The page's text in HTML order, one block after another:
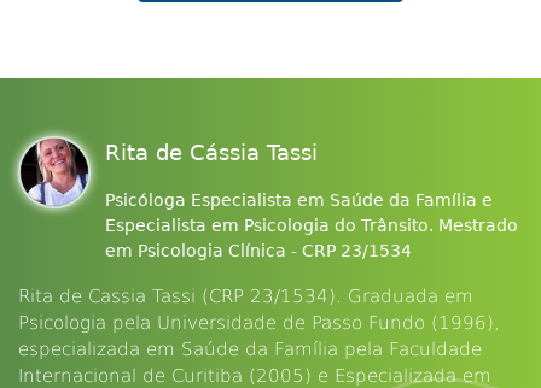
Rita de Cássia Tassi
Psicóloga Especialista em Saúde da Família e
Especialista em Psicologia do Trânsito. Mestrado
em Psicologia Clínica - CRP 23/1534
Rita de Cassia Tassi (CRP 23/1534). Graduada em
Psicologia pela Universidade de Passo Fundo (1996),
especializada em Saúde da Família pela Faculdade
Internacional de Curitiba (2005) e Especializada em